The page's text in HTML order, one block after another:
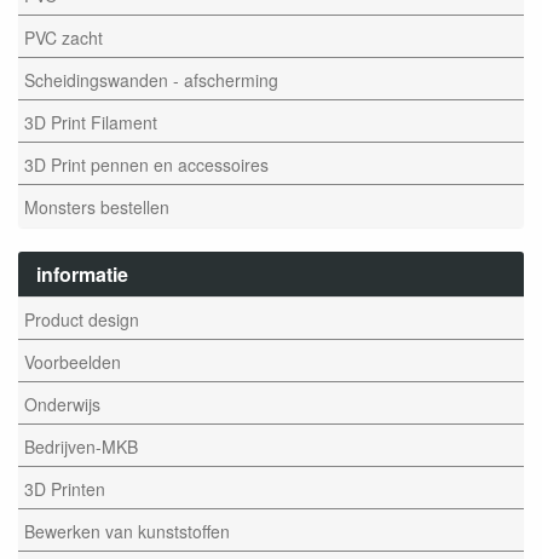
PVC zacht
Scheidingswanden - afscherming
3D Print Filament
3D Print pennen en accessoires
Monsters bestellen
informatie
Product design
Voorbeelden
Onderwijs
Bedrijven-MKB
3D Printen
Bewerken van kunststoffen